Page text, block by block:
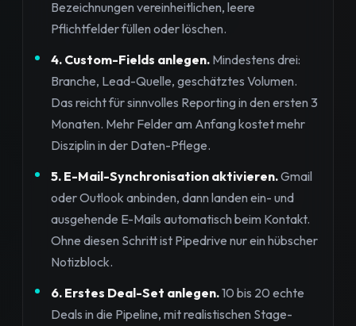
Bezeichnungen vereinheitlichen, leere
Pflichtfelder füllen oder löschen.
4. Custom-Fields anlegen. Mindestens drei:
Branche, Lead-Quelle, geschätztes Volumen.
Das reicht für sinnvolles Reporting in den ersten 3
Monaten. Mehr Felder am Anfang kostet mehr
Disziplin in der Daten-Pflege.
5. E-Mail-Synchronisation aktivieren.Gmail
oder Outlook anbinden, dann landen ein- und
ausgehende E-Mails automatisch beim Kontakt.
Ohne diesen Schritt ist Pipedrive nur ein hübscher
Notizblock.
6. Erstes Deal-Set anlegen.10 bis 20 echte
Deals in die Pipeline, mit realistischen Stage-